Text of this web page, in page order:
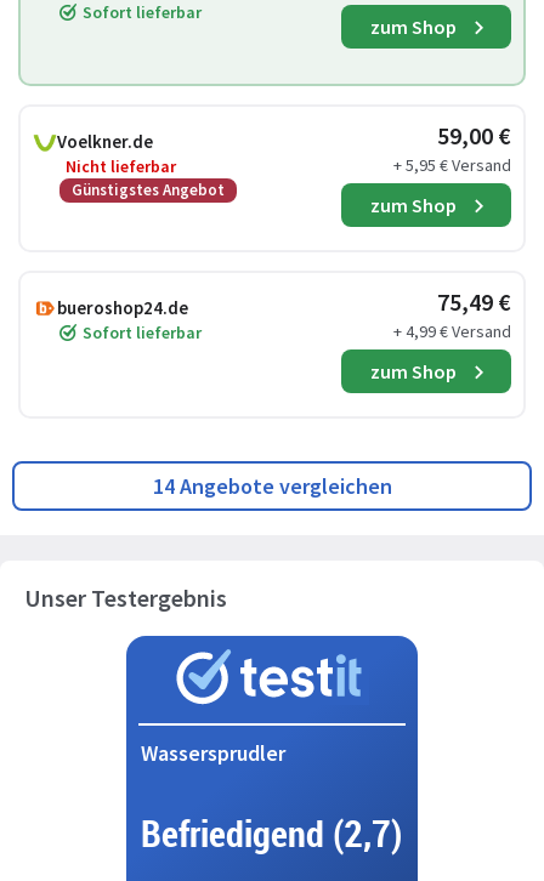
Sofort lieferbar
zum Shop
Voelkner.de
Nicht lieferbar
Günstigstes Angebot
59,00 €
+ 5,95 € Versand
zum Shop
bueroshop24.de
Sofort lieferbar
75,49 €
+ 4,99 € Versand
zum Shop
14 Angebote vergleichen
Unser Testergebnis
Wassersprudler
Befriedigend (2,7)